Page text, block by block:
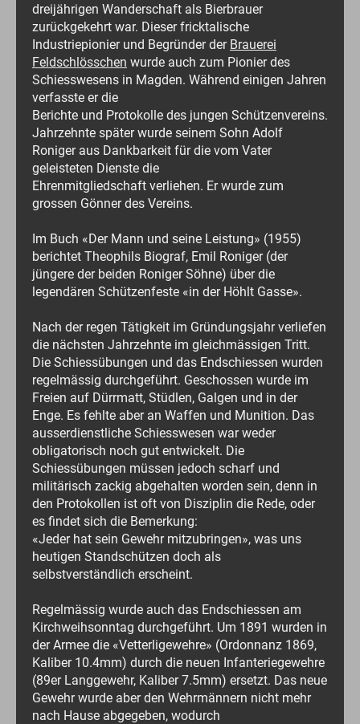
dreijährigen Wanderschaft als Bierbrauer
zurückgekehrt war. Dieser fricktalische
Industriepionier und Begründer der Brauerei
Feldschlösschen wurde auch zum Pionier des
Schiesswesens in Magden. Während einigen Jahren
verfasste er die
Berichte und Protokolle des jungen Schützenvereins.
Jahrzehnte später wurde seinem Sohn Adolf
Roniger aus Dankbarkeit für die vom Vater
geleisteten Dienste die
Ehrenmitgliedschaft verliehen. Er wurde zum
grossen Gönner des Vereins.
Im Buch «Der Mann und seine Leistung» (1955)
berichtet Theophils Biograf, Emil Roniger (der
jüngere der beiden Roniger Söhne) über die
legendären Schützenfeste «in der Höhlt Gasse».
Nach der regen Tätigkeit im Gründungsjahr verliefen
die nächsten Jahrzehnte im gleichmässigen Tritt.
Die Schiessübungen und das Endschiessen wurden
regelmässig durchgeführt. Geschossen wurde im
Freien auf Dürrmatt, Stüdlen, Galgen und in der
Enge. Es fehlte aber an Waffen und Munition. Das
ausserdienstliche Schiesswesen war weder
obligatorisch noch gut entwickelt. Die
Schiessübungen müssen jedoch scharf und
militärisch zackig abgehalten worden sein, denn in
den Protokollen ist oft von Disziplin die Rede, oder
es findet sich die Bemerkung:
«Jeder hat sein Gewehr mitzubringen», was uns
heutigen Standschützen doch als
selbstverständlich erscheint.
Regelmässig wurde auch das Endschiessen am
Kirchweihsonntag durchgeführt. Um 1891 wurden in
der Armee die «Vetterligewehre» (Ordonnanz 1869,
Kaliber 10.4mm) durch die neuen Infanteriegewehre
(89er Langgewehr, Kaliber 7.5mm) ersetzt. Das neue
Gewehr wurde aber den Wehrmännern nicht mehr
nach Hause abgegeben, wodurch